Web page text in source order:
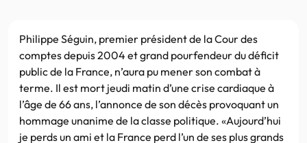
Philippe Séguin, premier président de la Cour des
comptes depuis 2004 et grand pourfendeur du déficit
public de la France, n’aura pu mener son combat à
terme. Il est mort jeudi matin d’une crise cardiaque à
l’âge de 66 ans, l’annonce de son décès provoquant un
hommage unanime de la classe politique. «Aujourd’hui
je perds un ami et la France perd l’un de ses plus grands